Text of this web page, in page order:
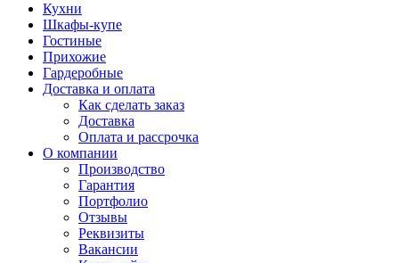
Кухни
Шкафы-купе
Гостиные
Прихожие
Гардеробные
Доставка и оплата
Как сделать заказ
Доставка
Оплата и рассрочка
О компании
Производство
Гарантия
Портфолио
Отзывы
Реквизиты
Вакансии